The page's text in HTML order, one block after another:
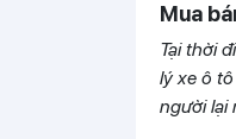
Mua
Tại thời
lý xe ô
người lại